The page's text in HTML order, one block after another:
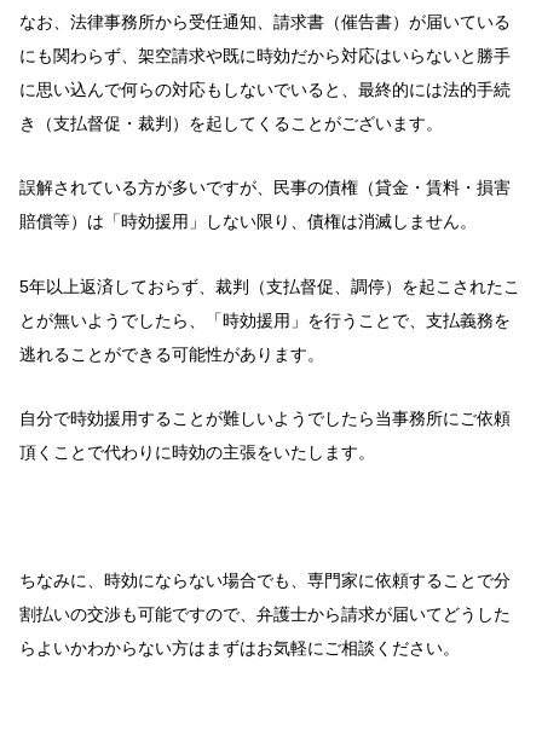
なお、法律事務所から受任通知、請求書（催告書）が届いている
にも関わらず、架空請求や既に時効だから対応はいらないと勝手
に思い込んで何らの対応もしないでいると、最終的には法的手続
き（支払督促・裁判）を起してくることがございます。
誤解されている方が多いですが、民事の債権（貸金・賃料・損害
賠償等）は「時効援用」しない限り、債権は消滅しません。
5年以上返済しておらず、裁判（支払督促、調停）を起こされたこ
とが無いようでしたら、「時効援用」を行うことで、支払義務を
逃れることができる可能性があります。
自分で時効援用することが難しいようでしたら当事務所にご依頼
頂くことで代わりに時効の主張をいたします。
ちなみに、時効にならない場合でも、専門家に依頼することで分
割払いの交渉も可能ですので、弁護士から請求が届いてどうした
らよいかわからない方はまずはお気軽にご相談ください。